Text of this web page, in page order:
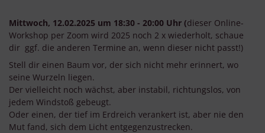
Mittwoch, 12.02.2025 um 18:30 - 20:00 Uhr (dieser Online-
Workshop per Zoom wird 2025 noch 2 x wiederholt, schaue
dir ggf. die anderen Termine an, wenn dieser nicht passt!)
Stell dir einen Baum vor, der sich nicht mehr erinnert, wo
seine Wurzeln liegen.
Der vielleicht noch wächst, aber instabil, richtungslos, von
jedem Windstoß gebeugt.
Oder einen, der tief im Erdreich verankert ist, aber nie den
Mut fand, sich dem Licht entgegenzustrecken.